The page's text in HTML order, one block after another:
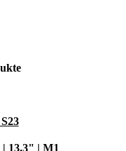
13.3" | M1